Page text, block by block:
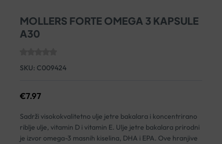
MOLLERS FORTE OMEGA 3 KAPSULE
A30
SKU: C009424
€7.97
Sadrži visokokvalitetno ulje jetre bakalara i koncentrirano
riblje ulje, vitamin D i vitamin E. Ulje jetre bakalara prirodni
je izvor omega-3 masnih kiselina, DHA i EPA. Ove hranjive